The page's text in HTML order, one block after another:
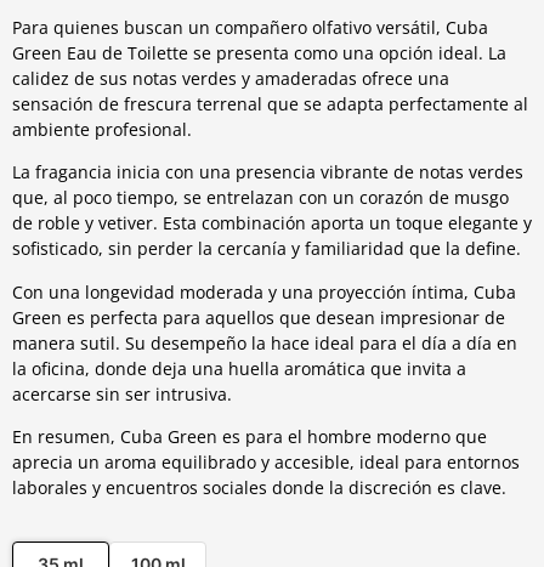
Para quienes buscan un compañero olfativo versátil, Cuba
Green Eau de Toilette se presenta como una opción ideal. La
calidez de sus notas verdes y amaderadas ofrece una
sensación de frescura terrenal que se adapta perfectamente al
ambiente profesional.
La fragancia inicia con una presencia vibrante de notas verdes
que, al poco tiempo, se entrelazan con un corazón de musgo
de roble y vetiver. Esta combinación aporta un toque elegante y
sofisticado, sin perder la cercanía y familiaridad que la define.
Con una longevidad moderada y una proyección íntima, Cuba
Green es perfecta para aquellos que desean impresionar de
manera sutil. Su desempeño la hace ideal para el día a día en
la oficina, donde deja una huella aromática que invita a
acercarse sin ser intrusiva.
En resumen, Cuba Green es para el hombre moderno que
aprecia un aroma equilibrado y accesible, ideal para entornos
laborales y encuentros sociales donde la discreción es clave.